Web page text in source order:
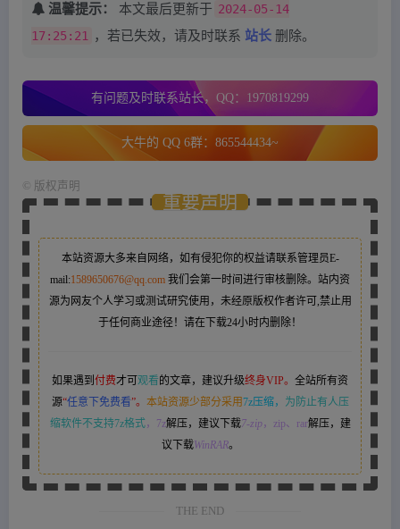
温馨提示： 本文最后更新于 2024-05-14
17:25:21
，若已失效，请及时联系 站长 删除。
有问题及时联系站长，QQ：1970819299
大牛的 QQ 6群：865544434~
版权声明
重要声明
本站资源大多来自网络，如有侵犯你的权益请联系管理员E-
mail:1589650676@qq.com 我们会第一时间进行审核删除。站内资
源为网友个人学习或测试研究使用，未经原版权作者许可,禁止用
于任何商业途径！请在下载24小时内删除！
如果遇到 付费才可 观看 的文章，建议升级终身VIP。 全站所有资
源“任意下免费看”。 本站资源少部分采用7z压缩，
为防止有人压
缩软件不支持7z格式，7z解压，建议下载7-zip，zip、rar解压，建
议下载WinRAR。
THE END